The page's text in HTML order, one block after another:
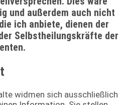
und außerdem auch nicht
ich anbiete, dienen der
Selbstheilungskräfte der
widmen sich ausschließlich